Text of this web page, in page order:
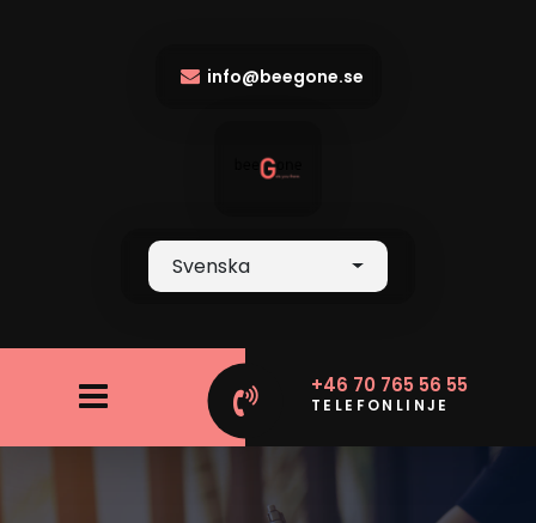
info@beegone.se
Svenska
+46 70 765 56 55
TELEFONLINJE